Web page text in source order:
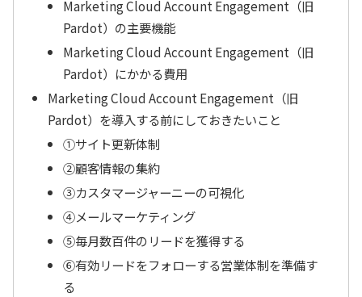
Marketing Cloud Account Engagement（旧
Pardot）の主要機能
Marketing Cloud Account Engagement（旧
Pardot）にかかる費用
Marketing Cloud Account Engagement（旧
Pardot）を導入する前にしておきたいこと
①サイト更新体制
②顧客情報の集約
③カスタマージャーニーの可視化
④メールマーケティング
➄毎月数百件のリードを獲得する
⑥有効リードをフォローする営業体制を準備す
る